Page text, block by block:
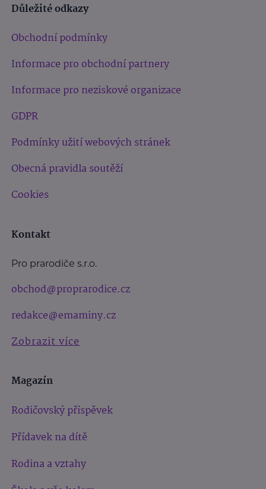
Důležité odkazy
Obchodní podmínky
Informace pro obchodní partnery
Informace pro neziskové organizace
GDPR
Podmínky užití webových stránek
Obecná pravidla soutěží
Cookies
Kontakt
Pro prarodiče s.r.o.
obchod@proprarodice.cz
redakce@emaminy.cz
Zobrazit více
Magazín
Rodičovský příspěvek
Přídavek na dítě
Rodina a vztahy